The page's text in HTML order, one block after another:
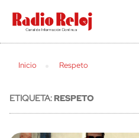
cerrar
Inicio Respeto
ETIQUETA:RESPETO